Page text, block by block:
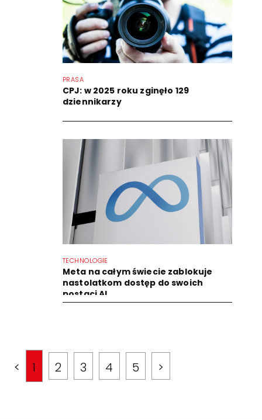
PRASA
CPJ: w 2025 roku zginęło 129
dziennikarzy
TECHNOLOGIE
Meta na całym świecie zablokuje
nastolatkom dostęp do swoich
postaci AI
< 1 2 3 4 5 >